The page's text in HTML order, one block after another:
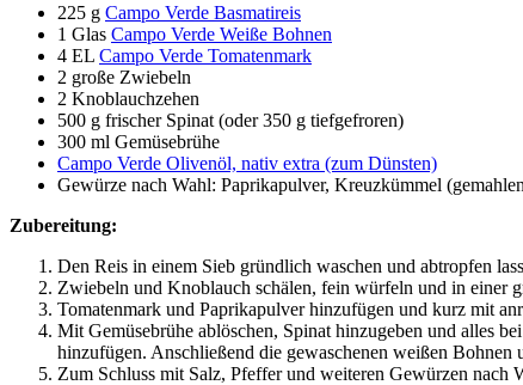
225 g Campo Verde Basmatireis
1 Glas Campo Verde Weiße Bohnen
4 EL Campo Verde Tomatenmark
2 große Zwiebeln
2 Knoblauchzehen
500 g frischer Spinat (oder 350 g tiefgefroren)
300 ml Gemüsebrühe
Campo Verde Olivenöl, nativ extra (zum Dünsten)
Gewürze nach Wahl: Paprikapulver, Kreuzkümmel
Zubereitung:
Den Reis in einem Sieb gründlich waschen und abtropfen
Zwiebeln und Knoblauch schälen, fein würfeln und in einer
Tomatenmark und Paprikapulver hinzufügen und kurz mit
Mit Gemüsebrühe ablöschen, Spinat hinzugeben und alles
hinzufügen. Anschließend die gewaschenen weißen Bohnen
Zum Schluss mit Salz, Pfeffer und weiteren Gewürzen nach